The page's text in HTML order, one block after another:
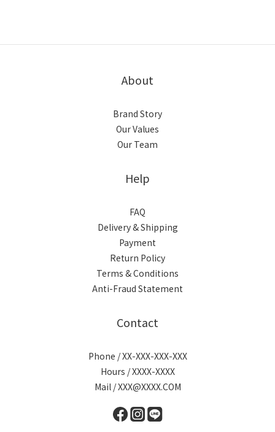
About
Brand Story
Our Values
Our Team
Help
FAQ
Delivery & Shipping
Payment
Return Policy
Terms & Conditions
Anti-Fraud Statement
Contact
Phone / XX-XXX-XXX-XXX
Hours / XXXX-XXXX
Mail / XXX@XXXX.COM